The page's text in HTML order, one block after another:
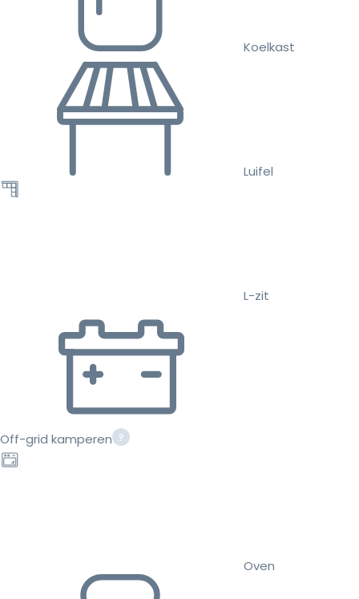
Koelkast
Luifel
L-zit
Off-grid kamperen
Oven